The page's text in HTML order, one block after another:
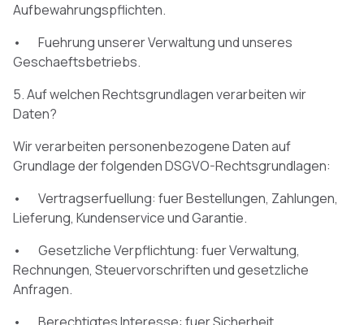
Aufbewahrungspflichten.
• Fuehrung unserer Verwaltung und unseres
Geschaeftsbetriebs.
5. Auf welchen Rechtsgrundlagen verarbeiten wir
Daten?
Wir verarbeiten personenbezogene Daten auf
Grundlage der folgenden DSGVO-Rechtsgrundlagen:
• Vertragserfuellung: fuer Bestellungen, Zahlungen,
Lieferung, Kundenservice und Garantie.
• Gesetzliche Verpflichtung: fuer Verwaltung,
Rechnungen, Steuervorschriften und gesetzliche
Anfragen.